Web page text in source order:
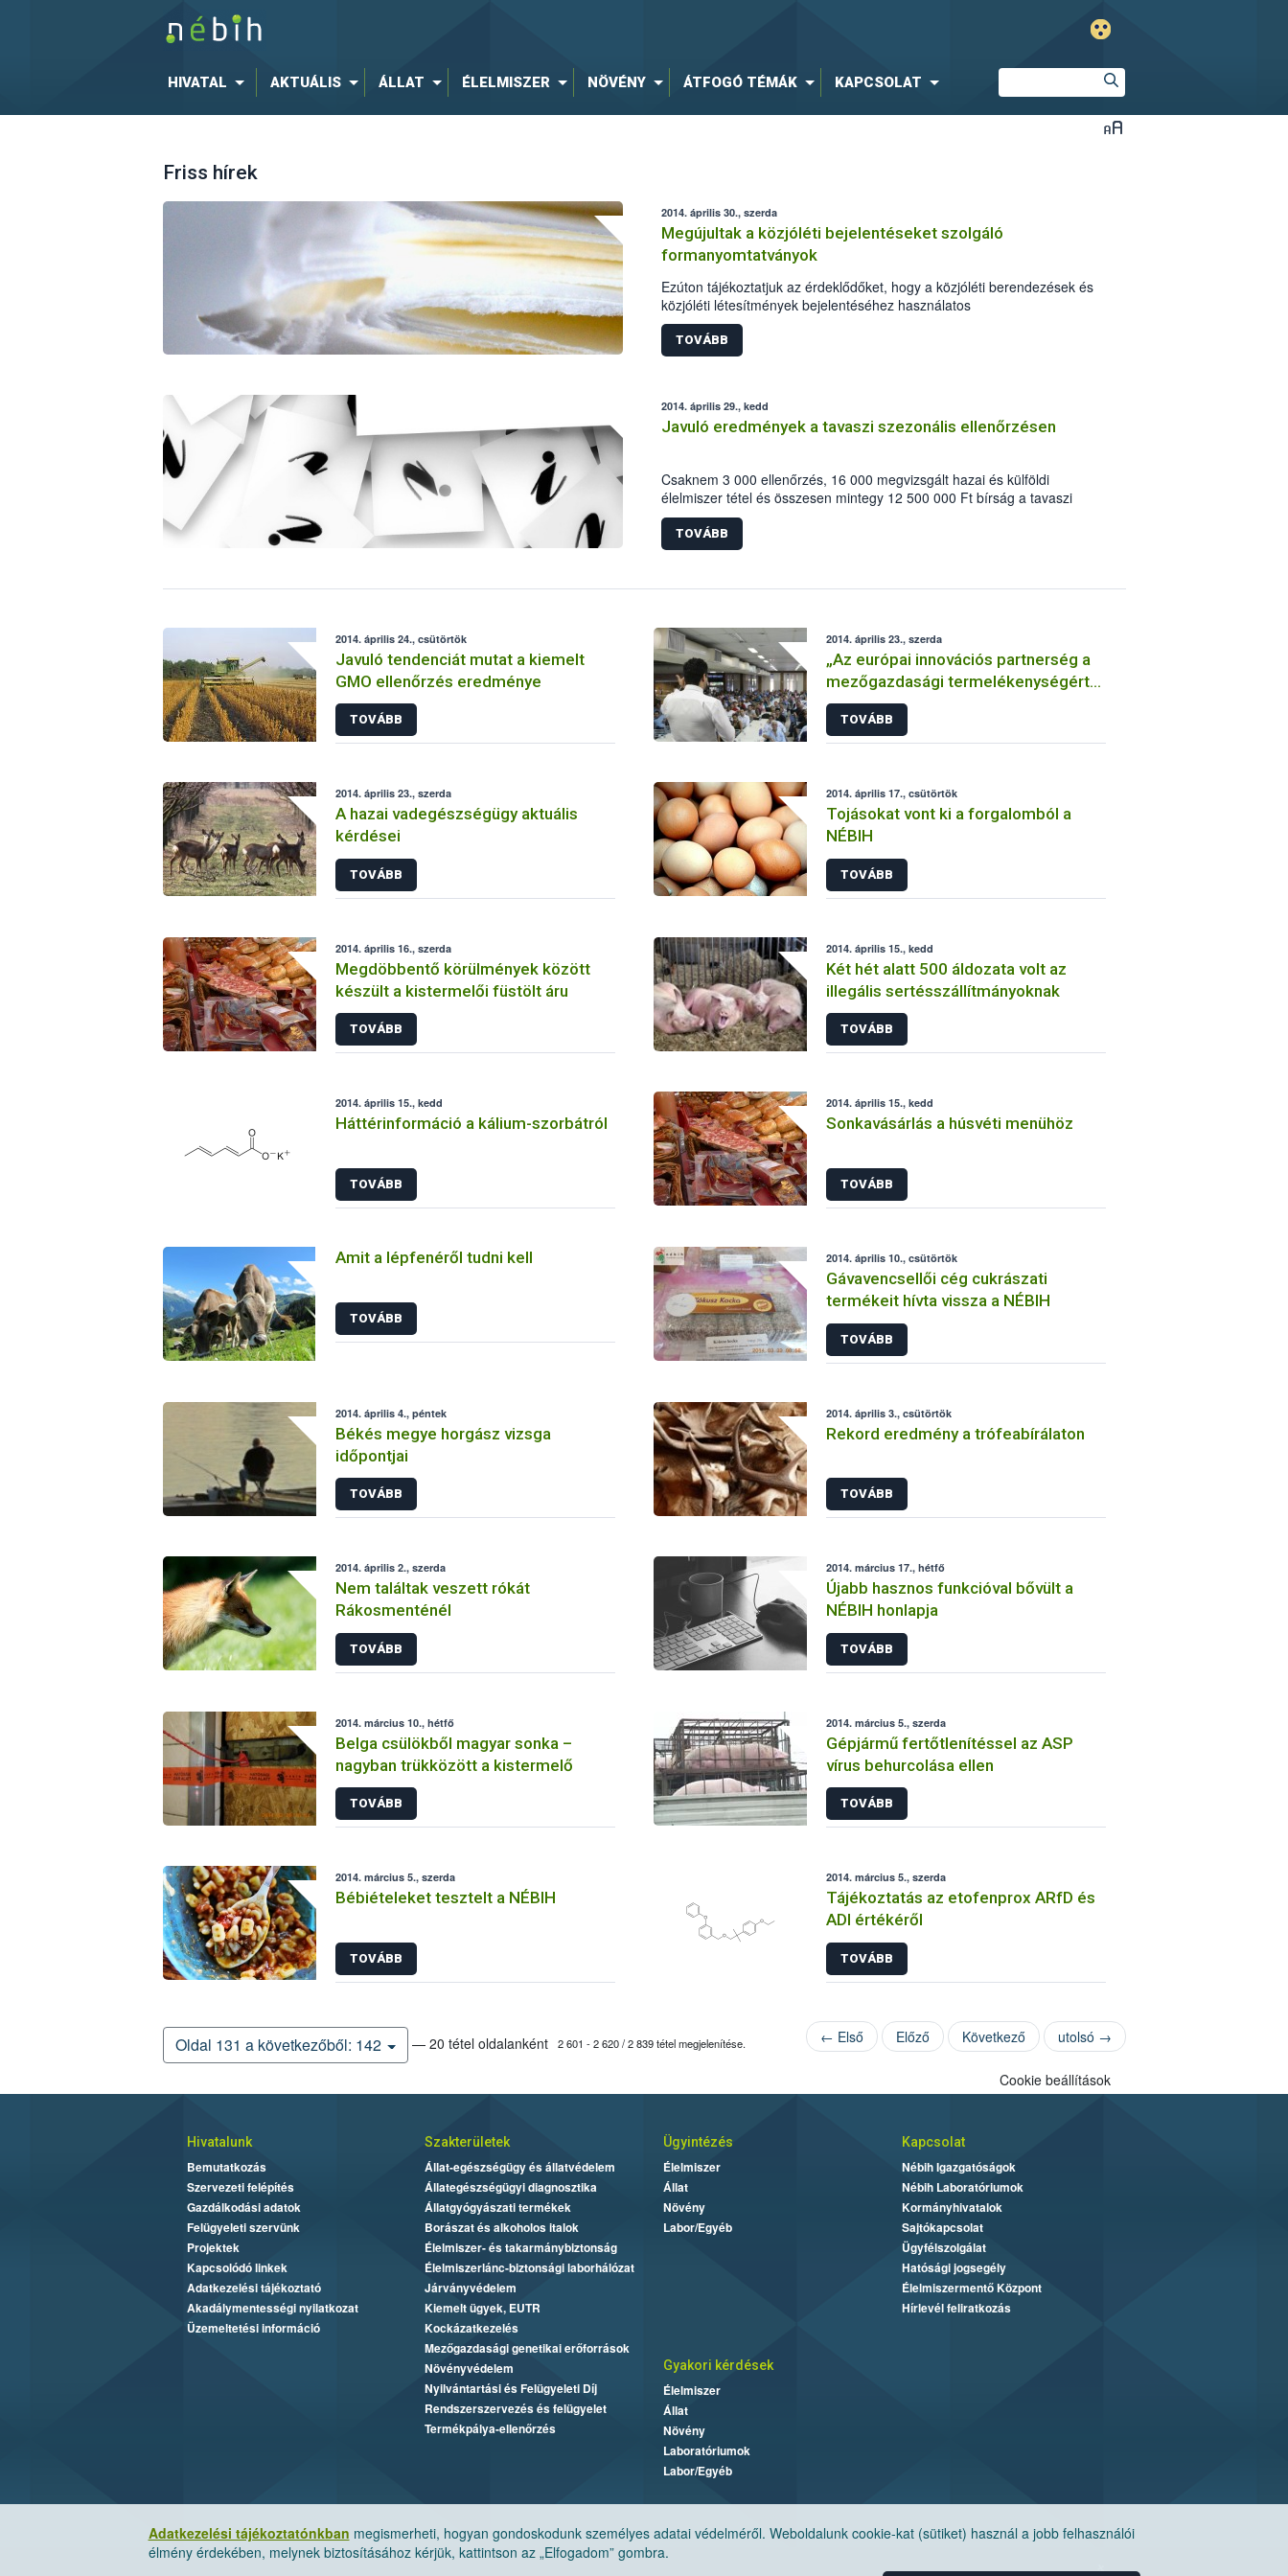
HIVATAL AKTUÁLIS ÁLLAT ÉLELMISZER NÖVÉNY ÁTFOGÓ TÉMÁK KAPCSOLAT
Friss hírek
2014. április 30., szerda
Megújultak a közjóléti bejelentéseket szolgáló
formanyomtatványok
Ezúton tájékoztatjuk az érdeklődőket, hogy a közjóléti berendezések és
közjóléti létesítmények bejelentéséhez használatos
formanyomtatványokat megújítottuk, elérhetők a Nyomtatványok között.
TOVÁBB
2014. április 29., kedd
Javuló eredmények a tavaszi szezonális ellenőrzésen
Csaknem 3 000 ellenőrzés, 16 000 megvizsgált hazai és külföldi
élelmiszer tétel és összesen mintegy 12 500 000 Ft bírság a tavaszi
szezonális ellenőrzés fő számai. A Húsvétot megelőző két hetes
időszakban – a Nemzeti Élelmiszerlánc-biztonsági Hivatal
koordinálásával – a gasztronómiai hagyományoknak megfelelő
ellenőrzéssorozat középpontjában ezúttal az élelmiszer kereskedelemre
TOVÁBB
2014. április 24., csütörtök
Javuló tendenciát mutat a kiemelt
GMO ellenőrzés eredménye
TOVÁBB
2014. április 23., szerda
„Az európai innovációs partnerség a
mezőgazdasági termelékenységért
és fenntarthatóságért” konferencia
TOVÁBB
2014. április 23., szerda
A hazai vadegészségügy aktuális
kérdései
TOVÁBB
2014. április 17., csütörtök
Tojásokat vont ki a forgalomból a
NÉBIH
TOVÁBB
2014. április 16., szerda
Megdöbbentő körülmények között
készült a kistermelői füstölt áru
TOVÁBB
2014. április 15., kedd
Két hét alatt 500 áldozata volt az
illegális sertésszállítmányoknak
TOVÁBB
2014. április 15., kedd
Háttérinformáció a kálium-szorbátról
TOVÁBB
2014. április 15., kedd
Sonkavásárlás a húsvéti menühöz
TOVÁBB
Amit a lépfenéről tudni kell
TOVÁBB
2014. április 10., csütörtök
Gávavencsellői cég cukrászati
termékeit hívta vissza a NÉBIH
TOVÁBB
2014. április 4., péntek
Békés megye horgász vizsga
időpontjai
TOVÁBB
2014. április 3., csütörtök
Rekord eredmény a trófeabírálaton
TOVÁBB
2014. április 2., szerda
Nem találtak veszett rókát
Rákosmenténél
TOVÁBB
2014. március 17., hétfő
Újabb hasznos funkcióval bővült a
NÉBIH honlapja
TOVÁBB
2014. március 10., hétfő
Belga csülökből magyar sonka –
nagyban trükközött a kistermelő
TOVÁBB
2014. március 5., szerda
Gépjármű fertőtlenítéssel az ASP
vírus behurcolása ellen
TOVÁBB
2014. március 5., szerda
Bébiételeket tesztelt a NÉBIH
TOVÁBB
2014. március 5., szerda
Tájékoztatás az etofenprox ARfD és
ADI értékéről
TOVÁBB
Oldal 131 a következőből: 142 — 20 tétel oldalanként 2 601 - 2 620 / 2 839 tétel megjelenítése. ← Első Előző Következő utolsó →
Adatkezelési tájékoztatónkban megismerheti, hogyan gondoskodunk személyes adatai védelméről. Weboldalunk cookie-kat (sütiket) használ a jobb felhasználói
élmény érdekében, melynek biztosításához kérjük, kattintson az „Elfogadom” gombra.
Cookie beállítások
Hivatalunk
Bemutatkozás
Szervezeti felépítés
Gazdálkodási adatok
Felügyeleti szervünk
Projektek
Kapcsolódó linkek
Adatkezelési tájékoztató
Akadálymentességi nyilatkozat
Üzemeltetési információ
Szakterületek
Állat-egészségügy és állatvédelem
Állategészségügyi diagnosztika
Állatgyógyászati termékek
Borászat és alkoholos italok
Élelmiszer- és takarmánybiztonság
Élelmiszerlánc-biztonsági laborhálózat
Járványvédelem
Kiemelt ügyek, EUTR
Kockázatkezelés
Mezőgazdasági genetikai erőforrások
Növényvédelem
Nyilvántartási és Felügyeleti Díj
Rendszerszervezés és felügyelet
Termékpálya-ellenőrzés
Ügyintézés
Élelmiszer
Állat
Növény
Labor/Egyéb
Kapcsolat
Nébih Igazgatóságok
Nébih Laboratóriumok
Kormányhivatalok
Sajtókapcsolat
Ügyfélszolgálat
Hatósági jogsegély
Élelmiszermentő Központ
Hírlevél feliratkozás
Gyakori kérdések
Élelmiszer
Állat
Növény
Laboratóriumok
Labor/Egyéb